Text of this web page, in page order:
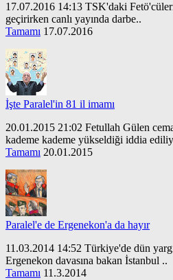
17.07.2016 14:13 TSK'daki
geçirirken canlı yayında darbe..
Tamamı 17.07.2016
İşte Paralel'in 81 il imamı
20.01.2015 21:02 Fetullah Gülen
kademe kademe yükseldiği iddia
Tamamı 20.01.2015
Paralel'e de Ergenekon'a da hayır
11.03.2014 14:52 Türkiye'de dün
Ergenekon davasına bakan İstanbul ..
Tamamı 11.3.2014